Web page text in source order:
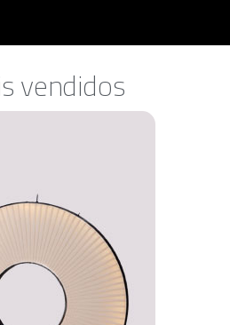
vendidos